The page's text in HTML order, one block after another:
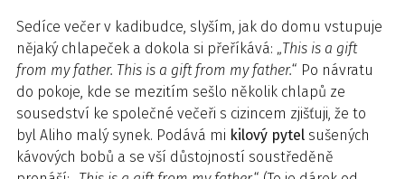
Sedíce večer v kadibudce, slyším, jak do domu vstupuje
nějaký chlapeček a dokola si přeříkává: „This is a gift
from my father. This is a gift from my father.“ Po návratu
do pokoje, kde se mezitím sešlo několik chlapů ze
sousedství ke společné večeři s cizincem zjišťuji, že to
byl Aliho malý synek. Podává mi kilový pytel sušených
kávových bobů a se vší důstojností soustředěně